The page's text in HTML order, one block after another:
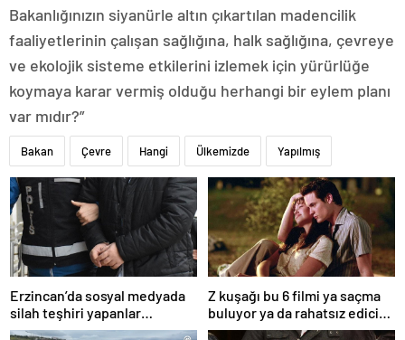
Bakanlığınızın siyanürle altın çıkartılan madencilik
faaliyetlerinin çalışan sağlığına, halk sağlığına, çevreye
ve ekolojik sisteme etkilerini izlemek için yürürlüğe
koymaya karar vermiş olduğu herhangi bir eylem planı
var mıdır?”
Bakan Çevre Hangi Ülkemizde Yapılmış
Erzincan’da sosyal medyada
silah teşhiri yapanlar
yakalandı
Z kuşağı bu 6 filmi ya saçma
buluyor ya da rahatsız edici
ve toksik!